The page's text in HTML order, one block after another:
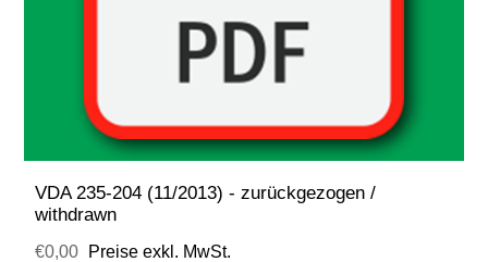
VDA 235-204 (11/2013) - zurückgezogen /
withdrawn
€0,00 Preise exkl. MwSt.